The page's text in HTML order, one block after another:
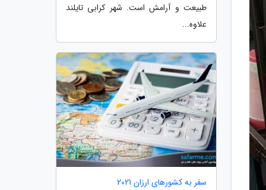
طبیعت و آرامش است. شهر کرابی تایلند
علاوه...
سفر به کشورهای ارزان 2021